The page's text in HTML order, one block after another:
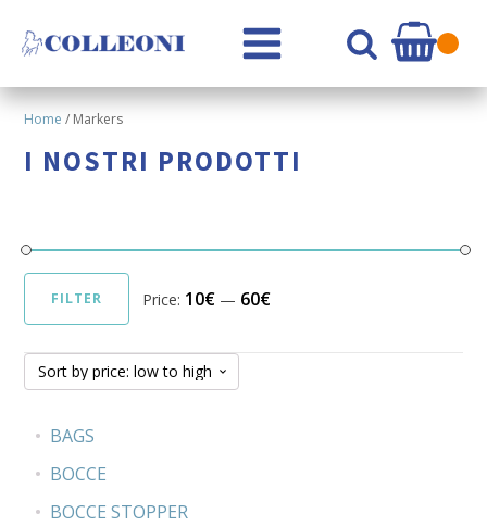
Home / Markers
I NOSTRI PRODOTTI
Min
price
Max
price
FILTER Price: 10€ — 60€
BAGS
BOCCE
BOCCE STOPPER